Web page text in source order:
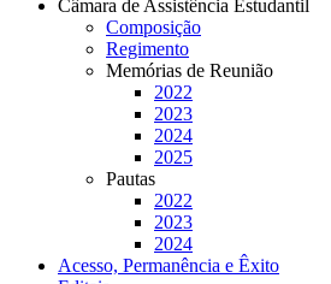
Câmara de Assistência Estudantil
Composição
Regimento
Memórias de Reunião
2022
2023
2024
2025
Pautas
2022
2023
2024
Acesso, Permanência e Êxito